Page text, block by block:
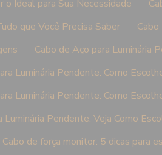
o Ideal para Sua Necessidade
que Você Precisa Saber
Cabo de Aço para Luminária
Luminária Pendente: Como
Luminária Pendente: Como
Luminária Pendente: Veja Como
Cabo de força monitor: 5 dicas para